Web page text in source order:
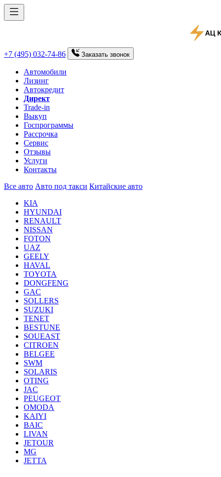
+7 (495) 032-74-86 Заказать звонок
Автомобили
Лизинг
Автокредит
Директ
Trade-in
Выкуп
Госпрограммы
Рассрочка
Сервис
Отзывы
Услуги
Контакты
Все авто Авто под такси Китайские авто
KIA
HYUNDAI
RENAULT
NISSAN
FOTON
UAZ
GEELY
HAVAL
TOYOTA
DONGFENG
GAC
SOLLERS
SUZUKI
TENET
BESTUNE
SOUEAST
CITROEN
BELGEE
SWM
SOLARIS
OTING
JAC
PEUGEOT
OMODA
KAIYI
BAIC
LIVAN
JETOUR
MG
JETTA